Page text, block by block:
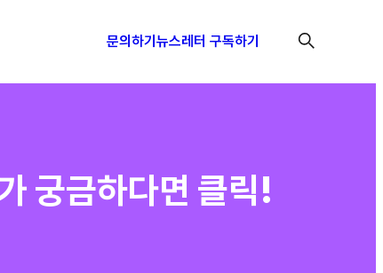
문의하기뉴스레터 구독하기
궁금하다면 클릭!